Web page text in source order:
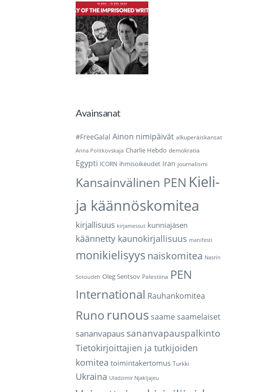
Avainsanat
#FreeGalal Ainon nimipäivät alkuperäiskansat
Anna Politkovskaja Charlie Hebdo demokratia
Egypti ICORN ihmisoikeudet Iran journalismi
Kansainvälinen PEN Kieli-
ja käännöskomitea
kirjallisuus kirjamessut kunniajäsen
käännetty kaunokirjallisuus manifesti
monikielisyys naiskomitea Nasrin
Sotoudeh Oleg Sentsov Palestiina PEN
International Rauhankomitea
Runo runous saame saamelaiset
sananvapaus sananvapauspalkinto
Tietokirjoittajien ja tutkijoiden
komitea toimintakertomus Turkki
Ukraina Uladzimir Njakljajeu